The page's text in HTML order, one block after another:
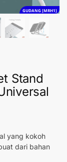
GUDANG [MRH1]
Stand
yang kokoh
dari bahan